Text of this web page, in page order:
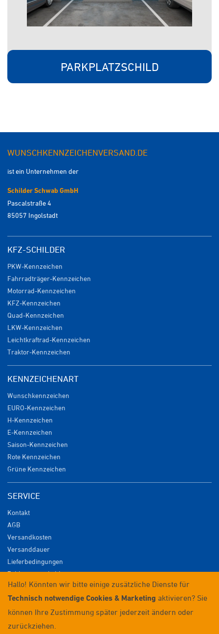
PARKPLATZSCHILD
WUNSCHKENNZEICHENVERSAND.DE
ist ein Unternehmen der
Schilder Schwab GmbH
Pascalstraße 4
85057 Ingolstadt
KFZ-SCHILDER
PKW-Kennzeichen
Fahrradträger-Kennzeichen
Motorrad-Kennzeichen
KFZ-Kennzeichen
Quad-Kennzeichen
LKW-Kennzeichen
Leichtkraftrad-Kennzeichen
Traktor-Kennzeichen
KENNZEICHENART
Wunschkennzeichen
EURO-Kennzeichen
H-Kennzeichen
E-Kennzeichen
Saison-Kennzeichen
Rote Kennzeichen
Grüne Kennzeichen
SERVICE
Kontakt
AGB
Versandkosten
Versanddauer
Lieferbedingungen
Zahlungsmöglichkeiten
Datenschutz
Impressum
Widerrufsrecht
Anmelden / Registrieren
Hallo! Könnten wir bitte einige zusätzliche Dienste für
Technisch notwendige Cookies & Marketing aktivieren? Sie
können Ihre Zustimmung später jederzeit ändern oder
zurückziehen.